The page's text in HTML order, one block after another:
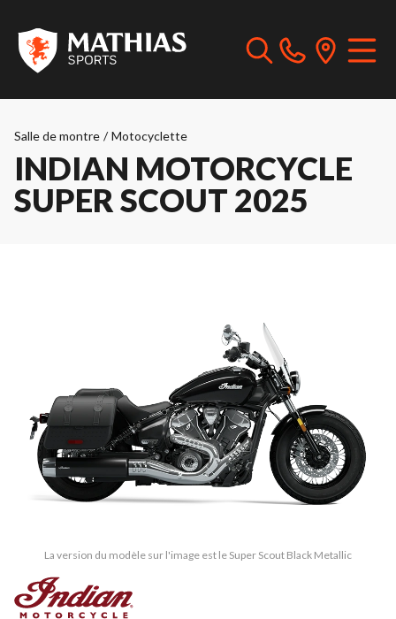
Salle de montre / Motocyclette
INDIAN MOTORCYCLE
SUPER SCOUT 2025
La version du modèle sur l'image est le Super Scout Black Metallic